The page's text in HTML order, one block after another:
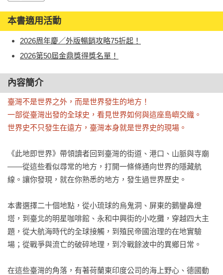
本書適用活動
2026周年慶／外版暢銷攻略75折起！
2026第50屆金鼎獎得獎名單！
內容簡介
臺灣不是世界之外，而是世界發生的地方！
一部從臺灣出發的全球史，看見世界如何與這座島嶼交織。
世界史不只發生在遠方，臺灣本身就是世界史的現場。
《此地即世界》帶領讀者回到臺灣的街道、港口、山脈與寺廟
——從這些看似尋常的地方，打開一條條通向世界的隱藏航
線。讓你發現，就在你熟悉的地方，發生過世界歷史。
本書選擇二十個地點，從小琉球的烏鬼洞、屏東的鵝鑾鼻燈
塔，到臺北的明星咖啡館、永和中興街的小吃攤，穿越四大主
題，從大航海時代的全球接觸，到殖民帝國治理的在地實驗
場；從戰爭與流亡的破碎地理，到冷戰餘波中的異鄉日常。
在這些臺灣的角落，有著荷蘭東印度公司的海上野心、德國動